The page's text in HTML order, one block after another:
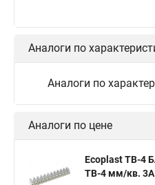
Аналоги по
Аналоги по
Аналоги по цене
Ecoplast ТВ-4
ТВ-4 мм/кв. 3А